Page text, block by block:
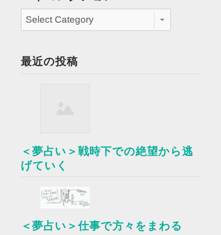
最近の投稿
＜夢占い＞戦時下での絶望から逃
げていく
＜夢占い＞仕事で方々をまわる